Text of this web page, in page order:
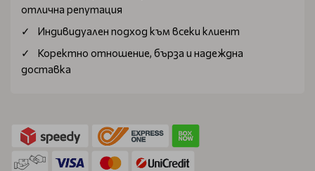
отлична репутация
Индивидуален подход към всеки клиент
Коректно отношение, бърза и надеждна
доставка